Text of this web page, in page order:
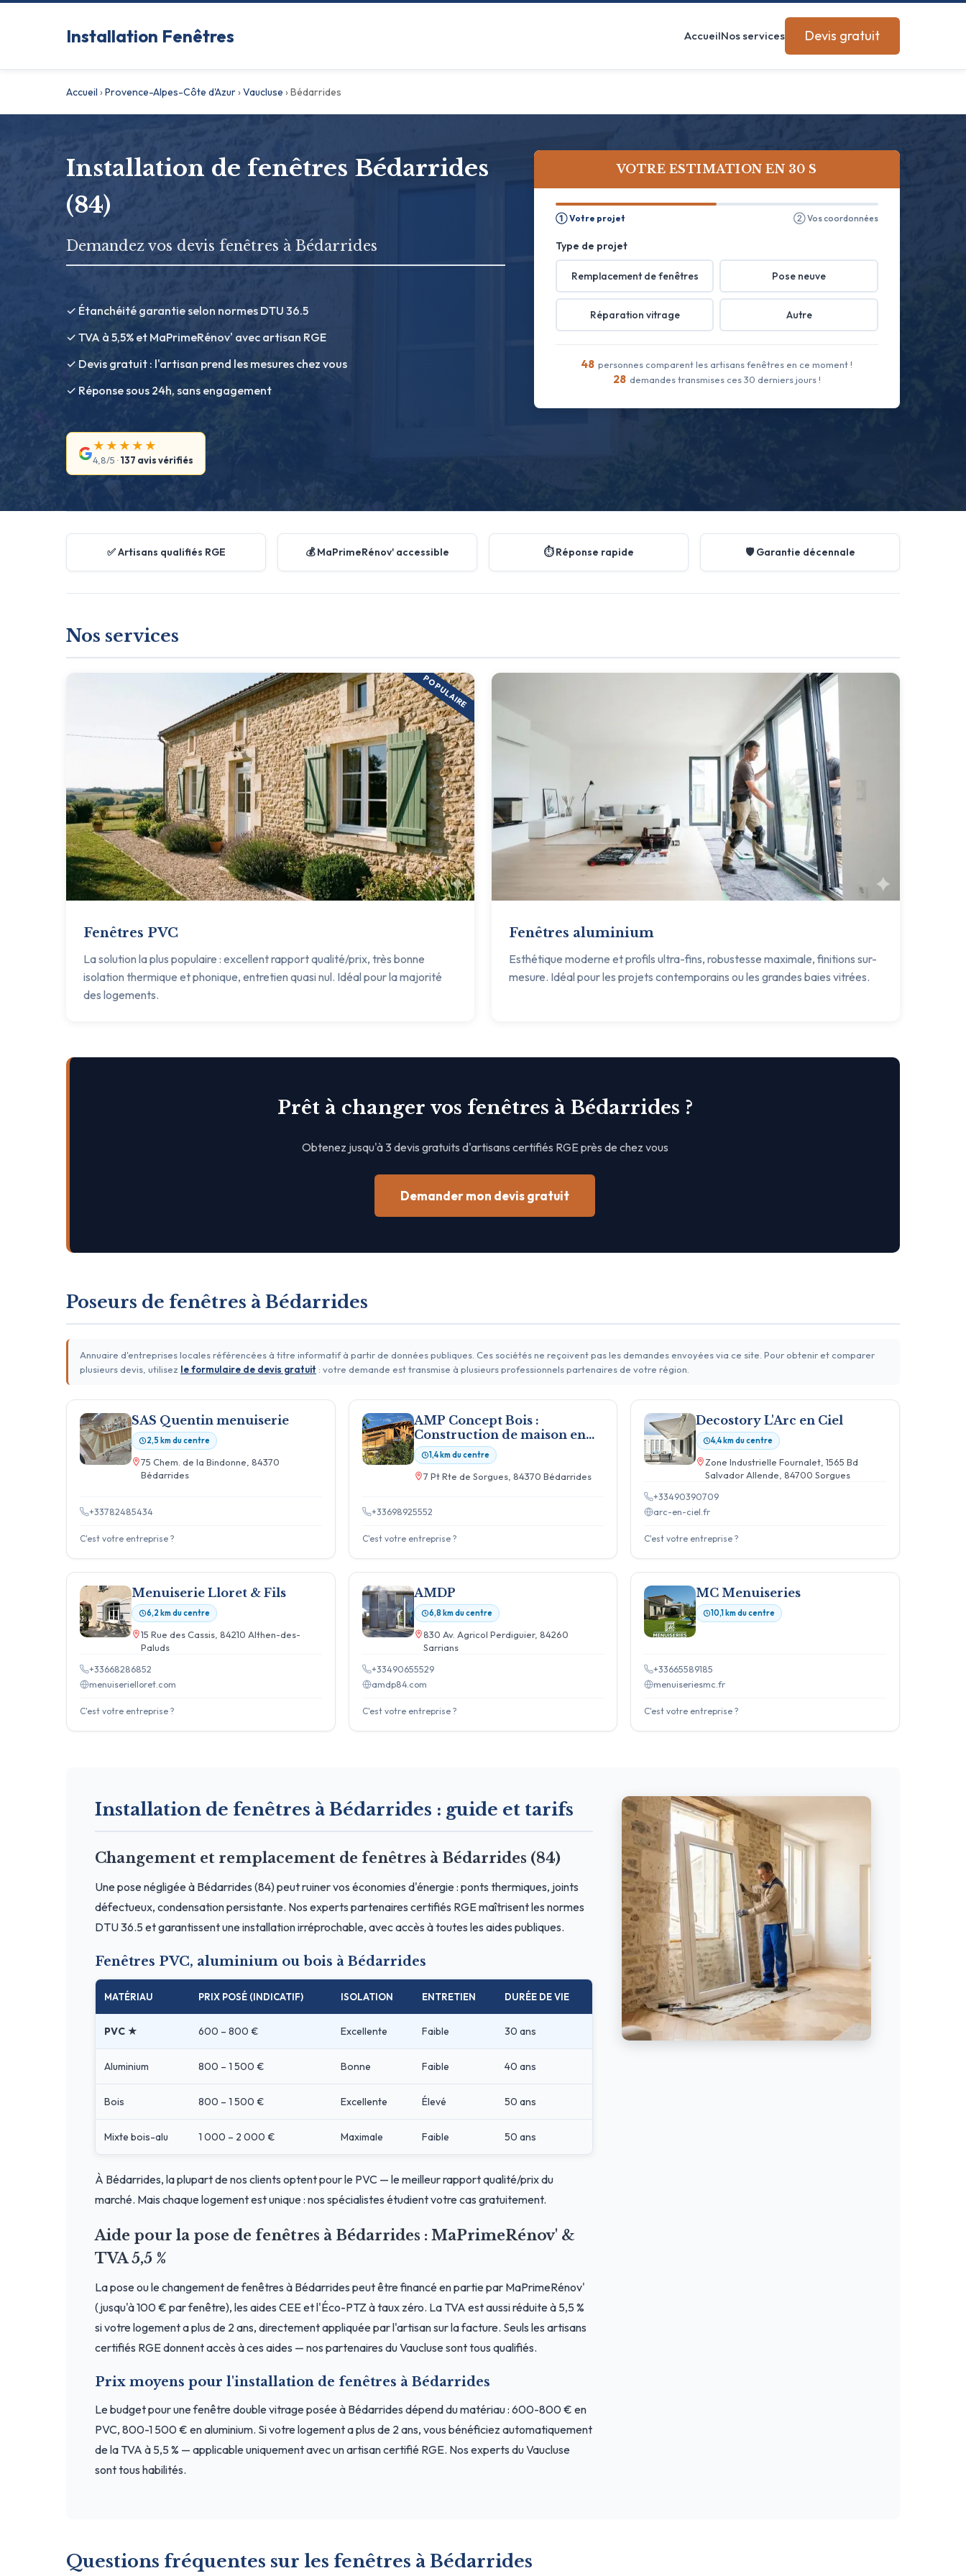
Installation Fenêtres AccueilNos services Devis gratuit
Accueil ›Provence-Alpes-Côte d'Azur›Vaucluse ›Bédarrides
Installation de fenêtres Bédarrides
(84)
Demandez vos devis fenêtres à Bédarrides
VOTRE ESTIMATION EN 30 S
① Votre projet ② Vos coordonnées
Type de projet
Remplacement de fenêtres Pose neuve
Réparation vitrage Autre
48 personnes comparent les artisans fenêtres en ce moment !
28 demandes transmises ces 30 derniers jours !
✓ Étanchéité garantie selon normes DTU 36.5
✓ TVA à 5,5% et MaPrimeRénov' avec artisan RGE
✓ Devis gratuit : l'artisan prend les mesures chez vous
✓ Réponse sous 24h, sans engagement
★★★★★
4,8/5 · 137 avis vérifiés
✅ Artisans qualifiés RGE 💰 MaPrimeRénov' accessible ⏱️ Réponse rapide 🛡️ Garantie décennale
Nos services
POPULAIRE
Fenêtres PVC
La solution la plus populaire : excellent rapport qualité/prix, très bonne
isolation thermique et phonique, entretien quasi nul. Idéal pour la majorité
des logements.
Fenêtres aluminium
Esthétique moderne et profils ultra-fins, robustesse maximale, finitions sur-
mesure. Idéal pour les projets contemporains ou les grandes baies vitrées.
Prêt à changer vos fenêtres à Bédarrides ?
Obtenez jusqu'à 3 devis gratuits d'artisans certifiés RGE près de chez vous
Demander mon devis gratuit
Poseurs de fenêtres à Bédarrides
Annuaire d'entreprises locales référencées à titre informatif à partir de données publiques. Ces sociétés ne reçoivent pas les demandes envoyées via ce site. Pour obtenir et comparer
plusieurs devis, utilisez le formulaire de devis gratuit : votre demande est transmise à plusieurs professionnels partenaires de votre région.
SAS Quentin menuiserie
2,5 km du centre
75 Chem. de la Bindonne, 84370
Bédarrides
+33782485434
C'est votre entreprise ?
AMP Concept Bois :
Construction de maison en
bois, menuiserie et
ébénisterie en Vaucluse
1,4 km du centre
7 Pt Rte de Sorgues, 84370 Bédarrides
+33698925552
C'est votre entreprise ?
Decostory L'Arc en Ciel
4,4 km du centre
Zone Industrielle Fournalet, 1565 Bd
Salvador Allende, 84700 Sorgues
+33490390709
arc-en-ciel.fr
C'est votre entreprise ?
Menuiserie Lloret & Fils
6,2 km du centre
15 Rue des Cassis, 84210 Althen-des-
Paluds
+33668286852
menuiserielloret.com
C'est votre entreprise ?
AMDP
6,8 km du centre
830 Av. Agricol Perdiguier, 84260
Sarrians
+33490655529
amdp84.com
C'est votre entreprise ?
MC Menuiseries
10,1 km du centre
+33665589185
menuiseriesmc.fr
C'est votre entreprise ?
Installation de fenêtres à Bédarrides : guide et tarifs
Changement et remplacement de fenêtres à Bédarrides (84)
Une pose négligée à Bédarrides (84) peut ruiner vos économies d'énergie : ponts thermiques, joints
défectueux, condensation persistante. Nos experts partenaires certifiés RGE maîtrisent les normes
DTU 36.5 et garantissent une installation irréprochable, avec accès à toutes les aides publiques.
Fenêtres PVC, aluminium ou bois à Bédarrides
MATÉRIAU PRIX POSÉ (INDICATIF) ISOLATION ENTRETIEN DURÉE DE VIE
PVC ★ 600 – 800 € Excellente Faible 30 ans
Aluminium 800 – 1 500 € Bonne Faible 40 ans
Bois 800 – 1 500 € Excellente Élevé 50 ans
Mixte bois-alu 1 000 – 2 000 € Maximale Faible 50 ans
À Bédarrides, la plupart de nos clients optent pour le PVC — le meilleur rapport qualité/prix du
marché. Mais chaque logement est unique : nos spécialistes étudient votre cas gratuitement.
Aide pour la pose de fenêtres à Bédarrides : MaPrimeRénov' &
TVA 5,5 %
La pose ou le changement de fenêtres à Bédarrides peut être financé en partie par MaPrimeRénov'
(jusqu'à 100 € par fenêtre), les aides CEE et l'Éco-PTZ à taux zéro. La TVA est aussi réduite à 5,5 %
si votre logement a plus de 2 ans, directement appliquée par l'artisan sur la facture. Seuls les artisans
certifiés RGE donnent accès à ces aides — nos partenaires du Vaucluse sont tous qualifiés.
Prix moyens pour l'installation de fenêtres à Bédarrides
Le budget pour une fenêtre double vitrage posée à Bédarrides dépend du matériau : 600-800 € en
PVC, 800-1 500 € en aluminium. Si votre logement a plus de 2 ans, vous bénéficiez automatiquement
de la TVA à 5,5 % — applicable uniquement avec un artisan certifié RGE. Nos experts du Vaucluse
sont tous habilités.
Questions fréquentes sur les fenêtres à Bédarrides